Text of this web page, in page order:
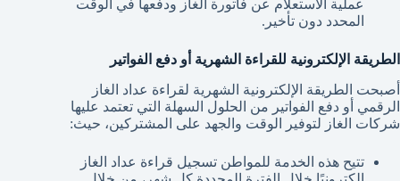
عملية الاستعلام عن فاتورة الغاز ودفعها في الوقت
المحدد دون تأخير.
الطريقة الإلكترونية للقراءة الشهرية أو دفع الفواتير
أصبحت الطريقة الإلكترونية الشهرية لقراءة عداد الغاز
الرقمي أو دفع الفواتير من الحلول السهلة التي تعتمد عليها
شركات الغاز لتوفير الوقت والجهد على المشتركين، حيث:
تتيح هذه الخدمة للمواطن تسجيل قراءة عداد الغاز